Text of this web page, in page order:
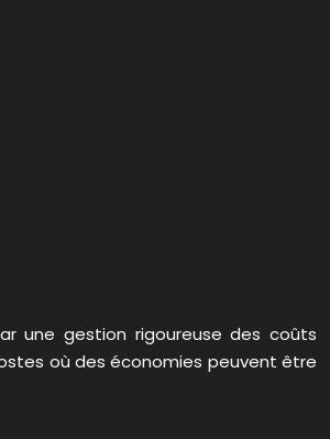
une gestion rigoureuse des coûts
où des économies peuvent être